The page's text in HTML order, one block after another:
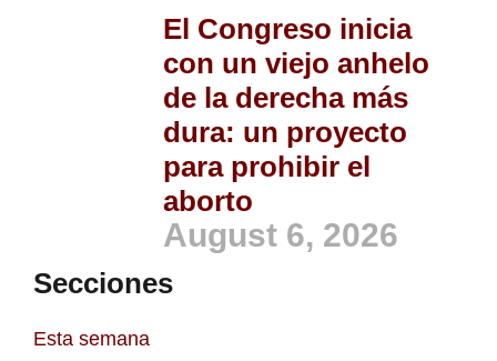
El Congreso inicia
con un viejo anhelo
de la derecha más
dura: un proyecto
para prohibir el
aborto
August 6, 2026
Secciones
Esta semana